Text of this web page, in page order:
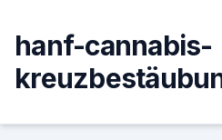
content
hanf-cannabis-